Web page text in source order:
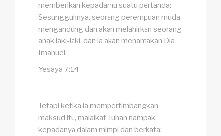
memberikan kepadamu suatu pertanda:
Sesungguhnya, seorang perempuan muda
mengandung dan akan melahirkan seorang
anak laki-laki, dan ia akan menamakan Dia
Imanuel.
Yesaya 7:14
Tetapi ketika ia mempertimbangkan
maksud itu, malaikat Tuhan nampak
kepadanya dalam mimpi dan berkata: